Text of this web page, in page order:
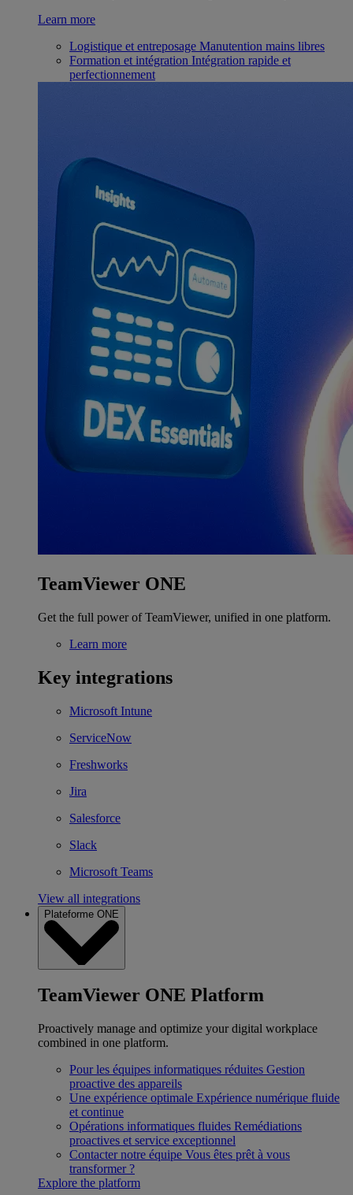
Learn more
Logistique et entreposage Manutention mains libres
Formation et intégration Intégration rapide et
perfectionnement
TeamViewer ONE
Get the full power of TeamViewer, unified in one platform.
Learn more
Key integrations
Microsoft Intune
ServiceNow
Freshworks
Jira
Salesforce
Slack
Microsoft Teams
View all integrations
Plateforme ONE
TeamViewer ONE Platform
Proactively manage and optimize your digital workplace
combined in one platform.
Pour les équipes informatiques réduites Gestion
proactive des appareils
Une expérience optimale Expérience numérique fluide
et continue
Opérations informatiques fluides Remédiations
proactives et service exceptionnel
Contacter notre équipe Vous êtes prêt à vous
transformer ?
Explore the platform